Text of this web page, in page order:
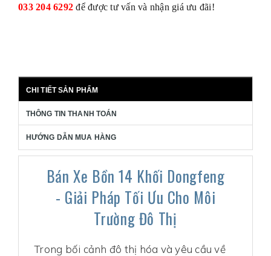
033 204 6292 để được tư vấn và nhận giá ưu đãi!
CHI TIẾT SẢN PHẨM
THÔNG TIN THANH TOÁN
HƯỚNG DẪN MUA HÀNG
Bán Xe Bồn 14 Khối Dongfeng
- Giải Pháp Tối Ưu Cho Môi
Trường Đô Thị
Trong bối cảnh đô thị hóa và yêu cầu về